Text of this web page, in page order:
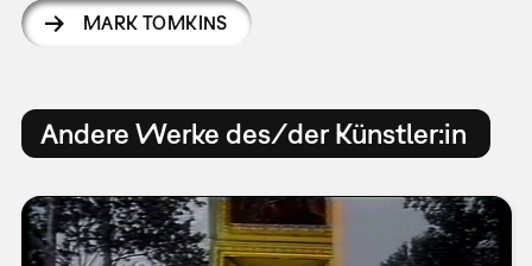
MARK TOMKINS
Andere Werke des/der Künstler:in